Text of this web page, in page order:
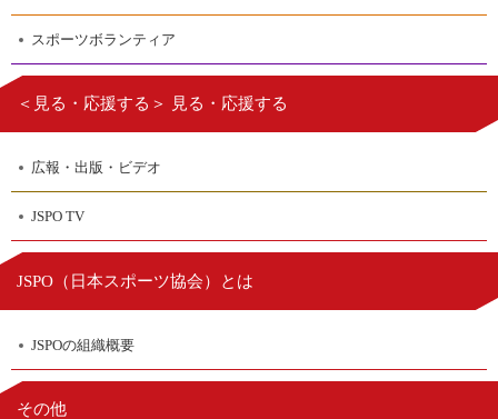
スポーツボランティア
＜見る・応援する＞ 見る・応援する
広報・出版・ビデオ
JSPO TV
JSPO（ 日本スポーツ協会）とは
JSPOの組織概要
その他